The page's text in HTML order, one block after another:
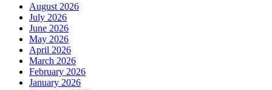
August 2026
July 2026
June 2026
May 2026
April 2026
March 2026
February 2026
January 2026